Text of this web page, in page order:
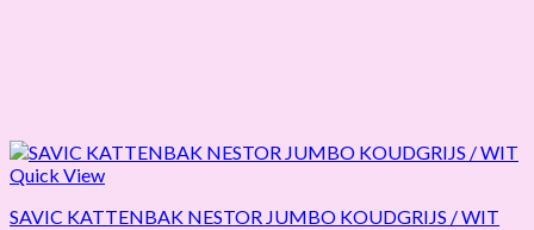
Quick View
SAVIC KATTENBAK NESTOR JUMBO KOUDGRIJS / WIT